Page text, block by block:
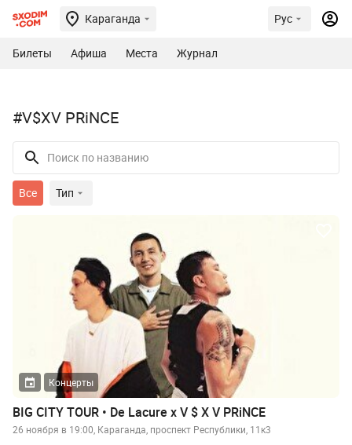
Караганда Рус
Билеты Афиша Места Журнал
#V$XV PRiNCE
Все Тип
Концерты
BIG CITY TOUR • De Lacure x V $ X V PRiNCE
26 ноября в 19:00, Караганда, проспект Республики, 11к3